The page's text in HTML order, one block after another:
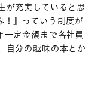
が充実していると思
！』っていう制度が
一定金額まで各社員
自分の趣味の本とか